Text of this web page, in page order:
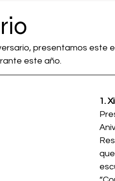
presentamos este
este año.
1.